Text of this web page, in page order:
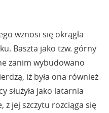
wznosi się okrągła
Baszta jako tzw. górny
zanim wybudowano
iż była ona również
służyła jako latarnia
z jej szczytu rozciąga się